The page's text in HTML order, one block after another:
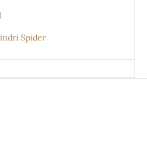
Spider